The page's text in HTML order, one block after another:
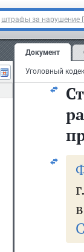
штрафы за нарушение
Документ